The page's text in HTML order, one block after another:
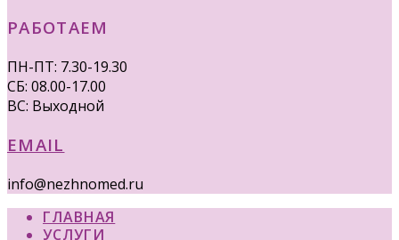
РАБОТАЕМ
ПН-ПТ: 7.30-19.30
СБ: 08.00-17.00
ВС: Выходной
EMAIL
info@nezhnomed.ru
ГЛАВНАЯ
УСЛУГИ